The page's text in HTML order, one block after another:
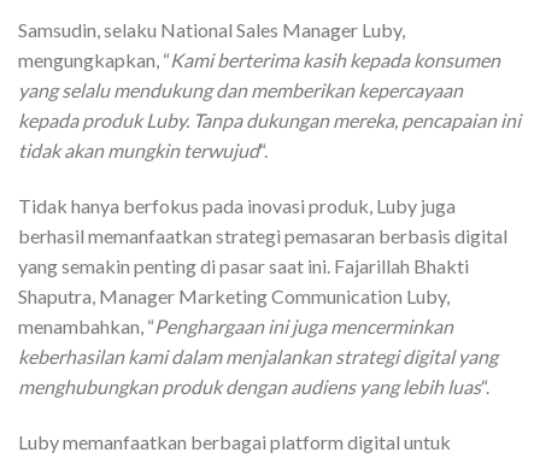
Samsudin, selaku National Sales Manager Luby,
mengungkapkan, “Kami berterima kasih kepada konsumen
yang selalu mendukung dan memberikan kepercayaan
kepada produk Luby. Tanpa dukungan mereka, pencapaian ini
tidak akan mungkin terwujud“.
Tidak hanya berfokus pada inovasi produk, Luby juga
berhasil memanfaatkan strategi pemasaran berbasis digital
yang semakin penting di pasar saat ini. Fajarillah Bhakti
Shaputra, Manager Marketing Communication Luby,
menambahkan, “Penghargaan ini juga mencerminkan
keberhasilan kami dalam menjalankan strategi digital yang
menghubungkan produk dengan audiens yang lebih luas“.
Luby memanfaatkan berbagai platform digital untuk